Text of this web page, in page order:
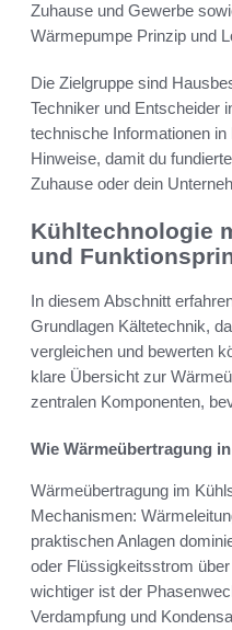
Zuhause und Gewerbe
Wärmepumpe Prinzip und
Die Zielgruppe sind
Techniker und Entscheider
technische Informationen
Hinweise, damit du
Zuhause oder dein
Kühltechnologie
und
In diesem Abschnitt
Grundlagen Kältetechnik,
vergleichen und bewerten
klare Übersicht zur
zentralen Komponenten,
Wie Wärmeübertragung
Wärmeübertragung im
Mechanismen:
praktischen Anlagen
oder Flüssigkeitsstrom
wichtiger ist der
Verdampfung und